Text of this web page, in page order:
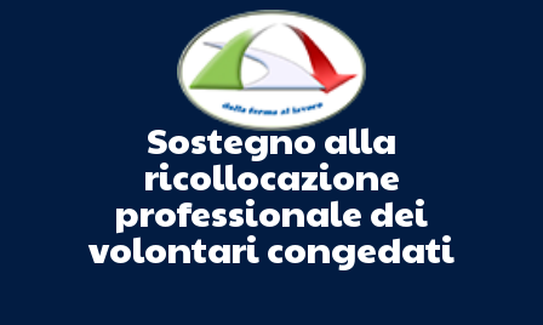
Sostegno alla
ricollocazione
professionale dei
volontari congedati